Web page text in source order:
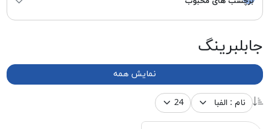
جابلبرینگ
نمایش همه